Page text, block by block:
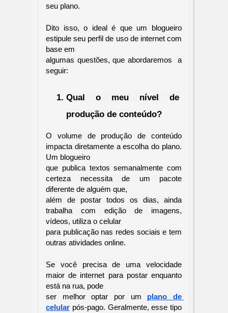
seu plano.
Dito isso, o ideal é que um blogueiro
estipule seu perfil de uso de internet com
base em
algumas questões, que abordaremos  a
seguir:
Qual o meu nível de
produção de conteúdo?
O volume de produção de conteúdo
impacta diretamente a escolha do plano.
Um blogueiro
que publica textos semanalmente com
certeza necessita de um pacote
diferente de alguém que,
além de postar todos os dias, ainda
trabalha com edição de imagens,
vídeos, utiliza o celular
para publicação nas redes sociais e tem
outras atividades online.
Se você precisa de uma velocidade
maior de internet para postar enquanto
está na rua, pode
ser melhor optar por um plano de
celular pós-pago. Geralmente, esse tipo